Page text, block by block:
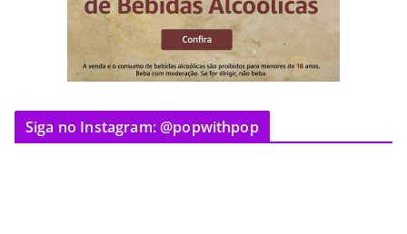
Siga no Instagram: @popwithpop